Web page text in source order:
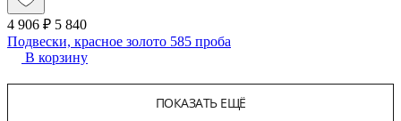
4 906 ₽ 5 840
Подвески, красное золото 585 проба
В корзину
ПОКАЗАТЬ ЕЩЁ